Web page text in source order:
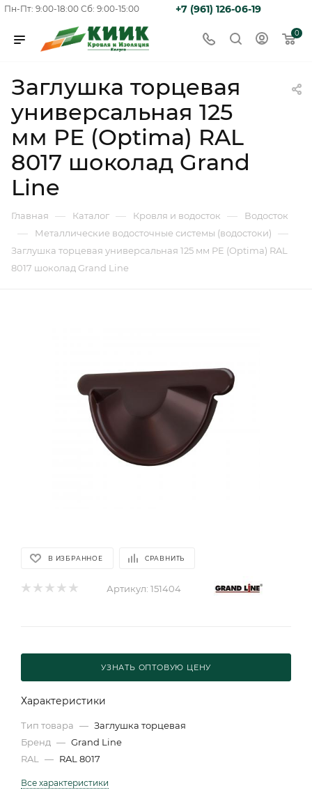
Пн-Пт: 9:00-18:00 Сб: 9:00-15:00 +7 (961) 126-06-19
0
Заглушка торцевая
универсальная 125
мм PE (Optima) RAL
8017 шоколад Grand
Line
Главная — Каталог — Кровля и водосток — Водосток
— Металлические водосточные системы (водостоки) —
Заглушка торцевая универсальная 125 мм PE (Optima) RAL
8017 шоколад Grand Line
В ИЗБРАННОЕ СРАВНИТЬ
Артикул: 151404
УЗНАТЬ ОПТОВУЮ ЦЕНУ
Характеристики
Тип товара — Заглушка торцевая
Бренд — Grand Line
RAL
— RAL 8017
Все характеристики